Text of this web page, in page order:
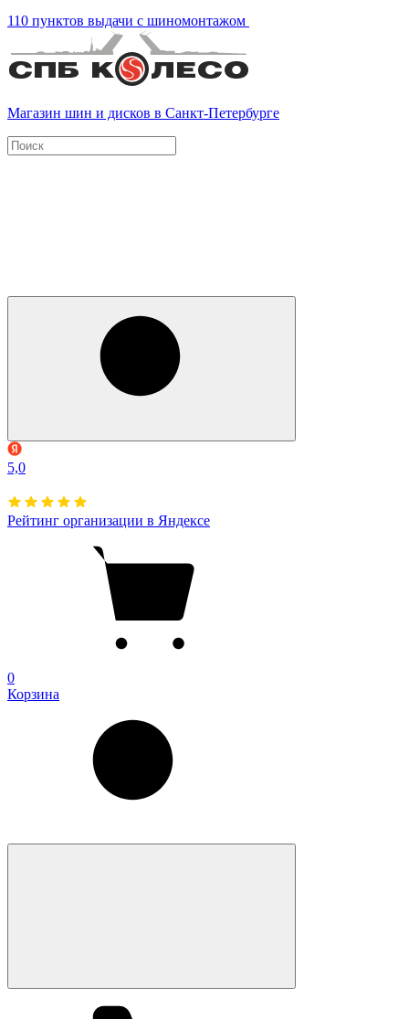
110 пунктов выдачи с шиномонтажом
Магазин шин и дисков в Санкт-Петербурге
5,0
Рейтинг организации в Яндексе
0
Корзина